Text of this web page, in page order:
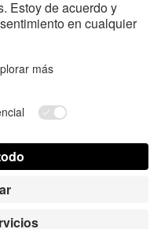
Costo de envio
y Condiciones